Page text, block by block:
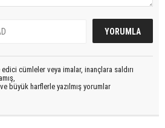
cümleler veya imalar, inançlara saldırı
büyük harflerle yazılmış yorumlar